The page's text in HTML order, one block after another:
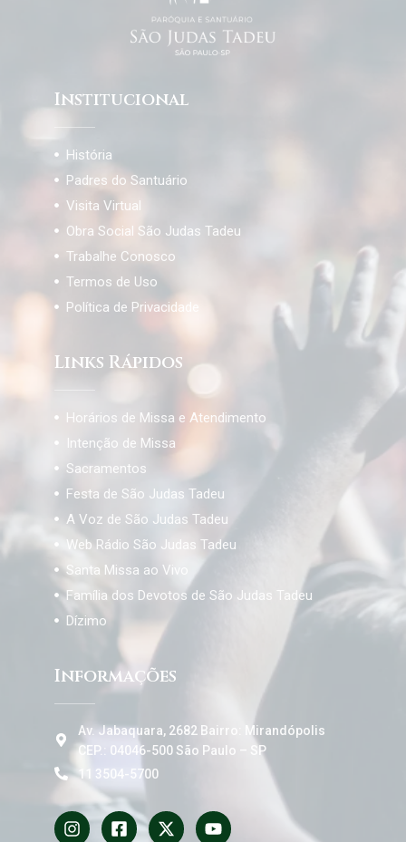
Institucional
História
Padres do Santuário
Visita Virtual
Obra Social São Judas Tadeu
Trabalhe Conosco
Termos de Uso
Política de Privacidade
Links Rápidos
Horários de Missa e Atendimento
Intenção de Missa
Sacramentos
Festa de São Judas Tadeu
A Voz de São Judas Tadeu
Web Rádio São Judas Tadeu
Santa Missa ao Vivo
Família dos Devotos de São Judas Tadeu
Dízimo
Informações
Av. Jabaquara, 2682 Bairro: Mirandópolis
CEP.: 04046-500 São Paulo – SP
11 3504-5700